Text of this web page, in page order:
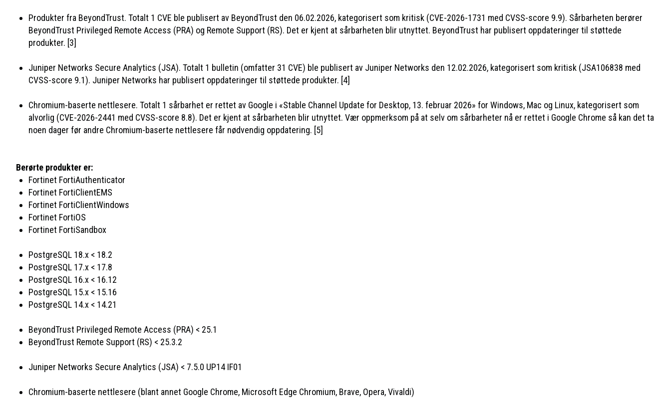
Produkter fra BeyondTrust. Totalt 1 CVE ble publisert av BeyondTrust den 06.02.2026, kategorisert som kritisk (CVE-2026-1731 med CVSS-score 9.9). Sårbarheten berører
BeyondTrust Privileged Remote Access (PRA) og Remote Support (RS). Det er kjent at sårbarheten blir utnyttet. BeyondTrust har publisert oppdateringer til støttede
produkter. [3]
Juniper Networks Secure Analytics (JSA). Totalt 1 bulletin (omfatter 31 CVE) ble publisert av Juniper Networks den 12.02.2026, kategorisert som kritisk (JSA106838 med
CVSS-score 9.1). Juniper Networks har publisert oppdateringer til støttede produkter. [4]
Chromium-baserte nettlesere. Totalt 1 sårbarhet er rettet av Google i «Stable Channel Update for Desktop, 13. februar 2026» for Windows, Mac og Linux, kategorisert som
alvorlig (CVE-2026-2441 med CVSS-score 8.8). Det er kjent at sårbarheten blir utnyttet. Vær oppmerksom på at selv om sårbarheter nå er rettet i Google Chrome så kan det ta
noen dager før andre Chromium-baserte nettlesere får nødvendig oppdatering. [5]
Berørte produkter er:
Fortinet FortiAuthenticator
Fortinet FortiClientEMS
Fortinet FortiClientWindows
Fortinet FortiOS
Fortinet FortiSandbox
PostgreSQL 18.x < 18.2
PostgreSQL 17.x < 17.8
PostgreSQL 16.x < 16.12
PostgreSQL 15.x < 15.16
PostgreSQL 14.x < 14.21
BeyondTrust Privileged Remote Access (PRA) < 25.1
BeyondTrust Remote Support (RS) < 25.3.2
Juniper Networks Secure Analytics (JSA) < 7.5.0 UP14 IF01
Chromium-baserte nettlesere (blant annet Google Chrome, Microsoft Edge Chromium, Brave, Opera, Vivaldi)